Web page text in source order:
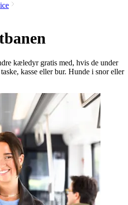
kæledyr gratis med, hvis de under
kasse eller bur. Hunde i snor eller